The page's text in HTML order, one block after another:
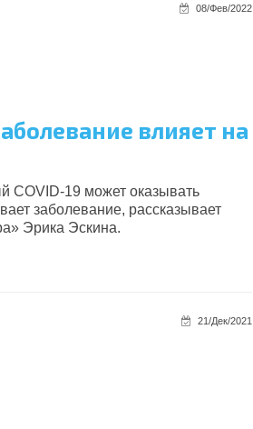
08/Фев/2022
влияет на
COVID-19 может оказывать
заболевание, рассказывает
Эрика Эскина.
21/Дек/2021